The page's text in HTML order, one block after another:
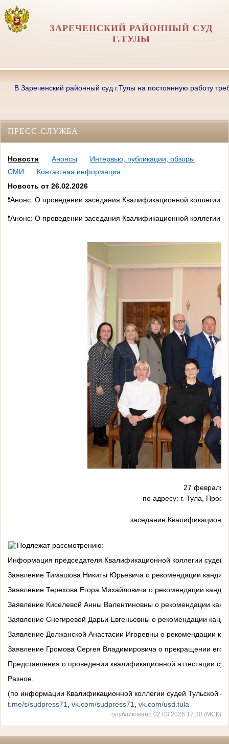
ЗАРЕЧЕНСКИЙ РАЙОННЫЙ СУД
Г.ТУЛЫ
В Зареченский районный суд г.Тулы на постоянную работу
ПРЕСС-СЛУЖБА
Новости Анонсы
Интервью, публикации, обзоры
СМИ
Контактная информация
Новость от 26.02.2026
❗Анонс: О проведении заседания Квалификационной коллегии
❗Анонс: О проведении заседания Квалификационной коллегии
27 февраля 2026 года
по адресу: г. Тула, Проспект
заседание Квалификационной коллегии
Подлежат рассмотрению:
Информация председателя Квалификационной коллегии судей
Заявление Тимашова Никиты Юрьевича о рекомендации
Заявление Терехова Егора Михайловича о рекомендации
Заявление Киселевой Анны Валентиновны о рекомендации
Заявление Снегиревой Дарьи Евгеньевны о рекомендации
Заявление Должанской Анастасии Игоревны о рекомендации
Заявление Громова Сергея Владимировича о прекращении его
Представления о проведении квалификационной аттестации
Разное.
(по информации Квалификационной коллегии судей Тульской
t.me/s/sudpress71
vk.com/sudpress71 vk.com/usd.tula
опубликовано 02.03.2026 17:30 (МСК)